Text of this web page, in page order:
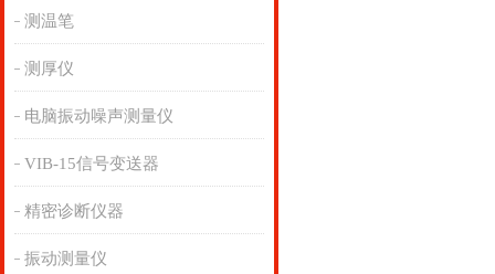
测温笔
测厚仪
电脑振动噪声测量仪
VIB-15信号变送器
精密诊断仪器
振动测量仪